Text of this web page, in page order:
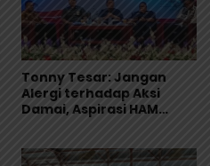
Tonny Tesar: Jangan
Alergi terhadap Aksi
Damai, Aspirasi HAM